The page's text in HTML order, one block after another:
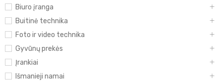
Biuro įranga
Buitinė technika
Foto ir video technika
Gyvūnų prekės
Įrankiai
Išmanieji namai